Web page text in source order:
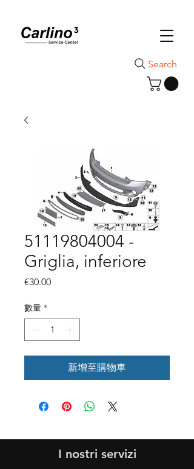
Search
51119804004 -
Griglia, inferiore
€30.00價
數量 *
新增至購物車
I nostri servizi